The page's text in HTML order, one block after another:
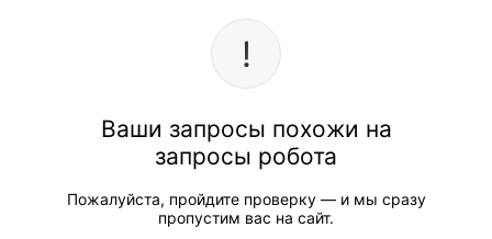
Ваши запросы похожи на
запросы робота
Пожалуйста, пройдите проверку — и мы сразу
пропустим вас на сайт.